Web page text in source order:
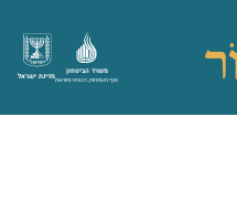
מדינת ישראל
משרד הביטחון
אגף משפחות, הנצחה ומורשת